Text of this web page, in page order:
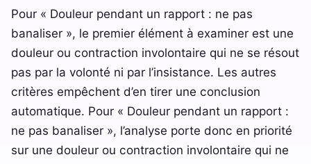
Pour « Douleur pendant un rapport : ne pas
banaliser », le premier élément à examiner est une
douleur ou contraction involontaire qui ne se résout
pas par la volonté ni par l’insistance. Les autres
critères empêchent d’en tirer une conclusion
automatique. Pour « Douleur pendant un rapport :
ne pas banaliser », l’analyse porte donc en priorité
sur une douleur ou contraction involontaire qui ne